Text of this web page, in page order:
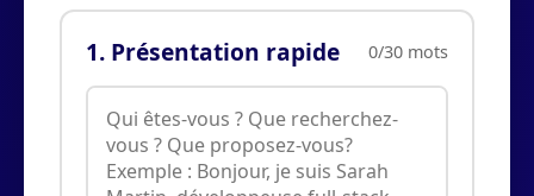
1. Présentation rapide 0/30 mots